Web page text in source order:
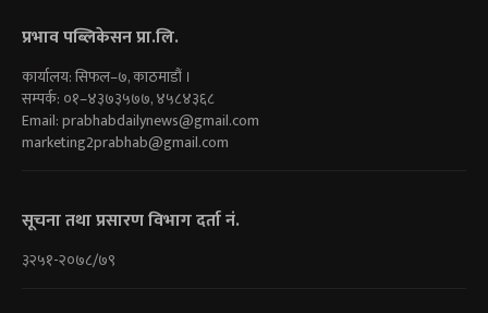
प्रभाव पब्लिकेसन प्रा.लि.
कार्यालय: सिफल–७, काठमाडौं ।
सम्पर्क: ०१–४३७३५७७, ४५८४३६८
Email:prabhabdailynews@gmail.com
marketing2prabhab@gmail.com
सूचना तथा प्रसारण विभाग दर्ता नं.
३२५१-२०७८/७९